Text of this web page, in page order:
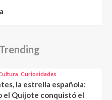
Trending
Curiosidades
la estrella española:
el Quijote conquistó el